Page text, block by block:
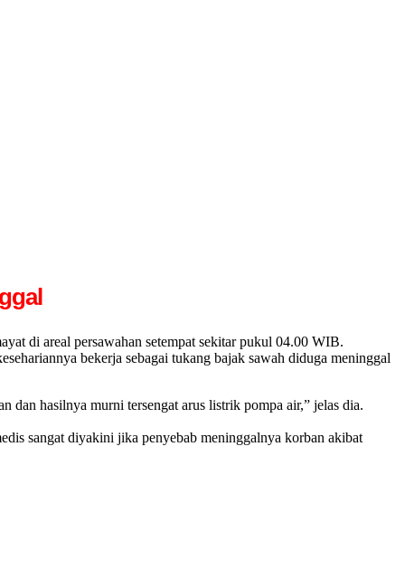
di areal persawahan setempat sekitar pukul 04.00 WIB.
bekerja sebagai tukang bajak sawah diduga meninggal
dan hasilnya murni tersengat arus listrik pompa air,” jelas dia.
sangat diyakini jika penyebab meninggalnya korban akibat